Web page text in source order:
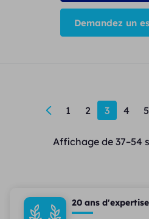
Demandez un
← 1 2 3 4 5
Affichage de 37–54
20 ans d'expertise